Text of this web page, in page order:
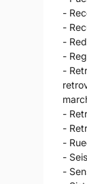
-
-
-
-
-
-
-
-
-
-